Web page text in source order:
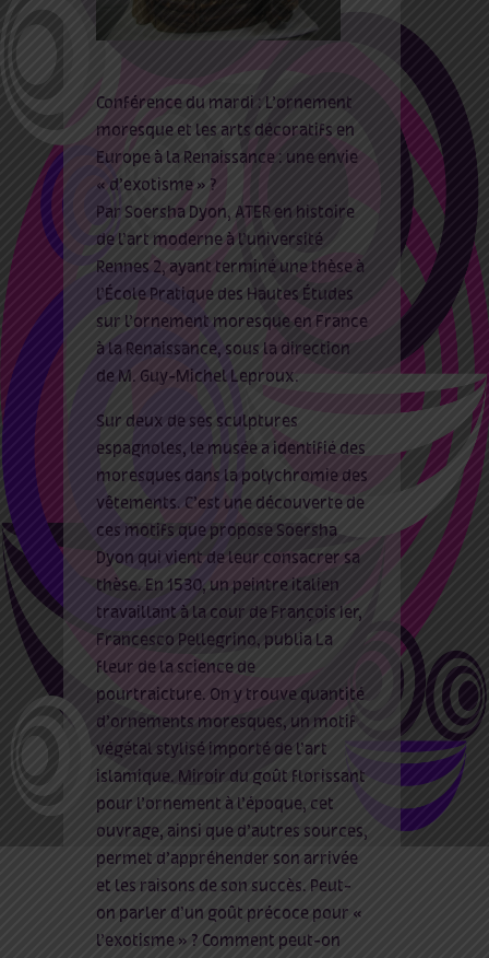
Conférence du mardi : L’ornement
moresque et les arts décoratifs en
Europe à la Renaissance : une envie
« d’exotisme » ?
Par Soersha Dyon, ATER en histoire
de l’art moderne à l’université
Rennes 2, ayant terminé une thèse à
l’École Pratique des Hautes Études
sur l’ornement moresque en France
à la Renaissance, sous la direction
de M. Guy-Michel Leproux.
Sur deux de ses sculptures
espagnoles, le musée a identifié des
moresques dans la polychromie des
vêtements. C’est une découverte de
ces motifs que propose Soersha
Dyon qui vient de leur consacrer sa
thèse. En 1530, un peintre italien
travaillant à la cour de François Ier,
Francesco Pellegrino, publia La
fleur de la science de
pourtraicture. On y trouve quantité
d’ornements moresques, un motif
végétal stylisé importé de l’art
islamique. Miroir du goût florissant
pour l’ornement à l’époque, cet
ouvrage, ainsi que d’autres sources,
permet d’appréhender son arrivée
et les raisons de son succès. Peut-
on parler d’un goût précoce pour «
l’exotisme » ? Comment peut-on